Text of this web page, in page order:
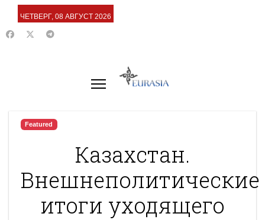
ЧЕТВЕРГ, 08 АВГУСТ 2026
Featured
Казахстан.
Внешнеполитические
итоги уходящего